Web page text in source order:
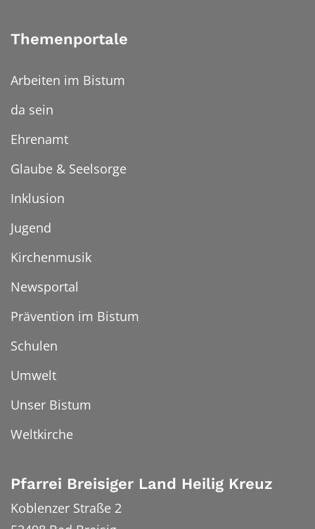
Themenportale
Arbeiten im Bistum
da sein
Ehrenamt
Glaube & Seelsorge
Inklusion
Jugend
Kirchenmusik
Newsportal
Prävention im Bistum
Schulen
Umwelt
Unser Bistum
Weltkirche
Pfarrei Breisiger Land Heilig Kreuz
Koblenzer Straße 2